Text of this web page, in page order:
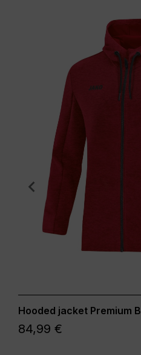
Hooded jacket Premium
84,99 €